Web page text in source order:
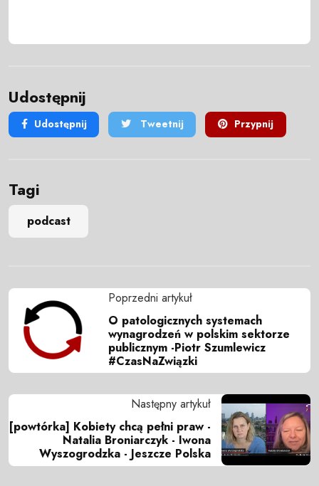
Udostępnij
Udostępnij Tweetnij Przypnij
Tagi
podcast
Poprzedni artykuł
O patologicznych systemach
wynagrodzeń w polskim sektorze
publicznym -Piotr Szumlewicz
#CzasNaZwiązki
Następny artykuł
[powtórka] Kobiety chcą pełni praw -
Natalia Broniarczyk - Iwona
Wyszogrodzka - Jeszcze Polska